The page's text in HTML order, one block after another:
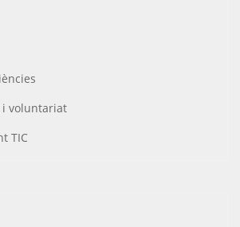
i voluntariat
TIC